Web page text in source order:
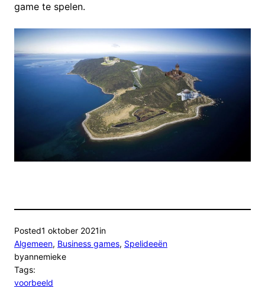
game te spelen.
Posted1 oktober 2021in
Algemeen, Business games, Spelideeën
byannemieke
Tags:
voorbeeld